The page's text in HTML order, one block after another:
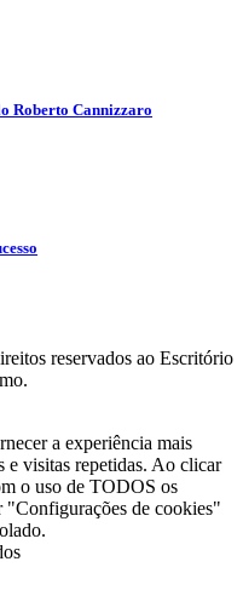
Roberto Cannizzaro
reservados ao Escritório
a experiência mais
e visitas repetidas. Ao clicar
o uso de TODOS os
"Configurações de cookies"